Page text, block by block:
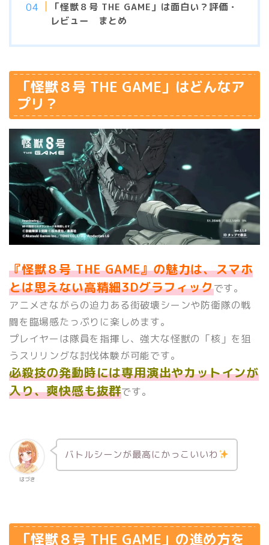
「怪獣８号 THE GAME」は面白い？評価・
レビュー まとめ
「怪獣８号 THE GAME」はどんなア
プリ？
『怪獣８号 THE GAME』の魅力は、スマホ
とは思えない高精細3Dグラフィックです。
アニメさながらの迫力ある街破壊シーンや防衛隊の戦
闘を臨場感たっぷりに楽しめます。
プレイヤーは隊員を指揮し、強大な怪獣の「核」を狙
うスリリングな討伐体験が可能です。
必殺技の発動時には専用演出やカットインが
入り、爽快感も抜群です。
はづき
バトルシーンが最高にかっこいいわ
「怪獣８号 THE GAME」の進め方を